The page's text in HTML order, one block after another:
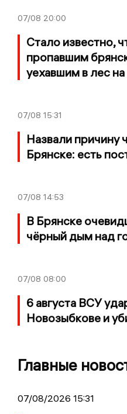
07/08 20:00
Стало известно,
пропавшим
уехавшим в лес
07/08 15:31
Назвали причину
Брянске: есть
07/08 14:53
В Брянске
чёрный дым над
07/08 08:00
6 августа ВСУ
Новозыбкове и
Главные
07/08/2026 15:31